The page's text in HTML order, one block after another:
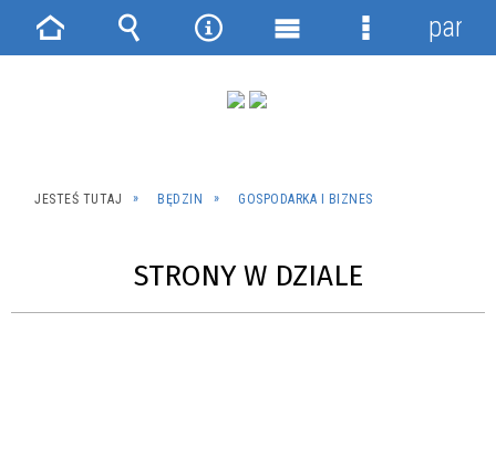
JESTEŚ TUTAJ BĘDZIN GOSPODARKA I BIZNES
STRONY W DZIALE
Strona Wyszukiwarka
NarzędziaMenu
Menu
panel